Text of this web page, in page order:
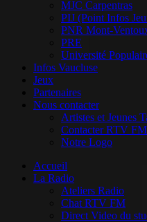
MJC Carpentras
PIJ (Point Infos
PNR Mont-
PRE
Université
Infos Vaucluse
Jeux
Partenaires
Nous contacter
Artistes et Jeunes
Contacter RTV FM
Notre Logo
Accueil
La Radio
Ateliers Radio
Chat RTV FM
Direct Video du